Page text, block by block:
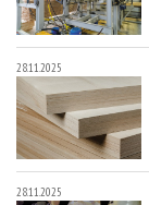
28.11.2025
28.11.2025